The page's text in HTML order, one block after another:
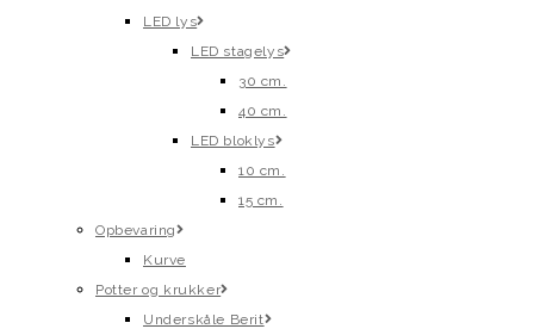
LED lys
LED stagelys
30 cm.
40 cm.
LED bloklys
10 cm.
15 cm.
Opbevaring
Kurve
Potter og krukker
Underskåle Berit